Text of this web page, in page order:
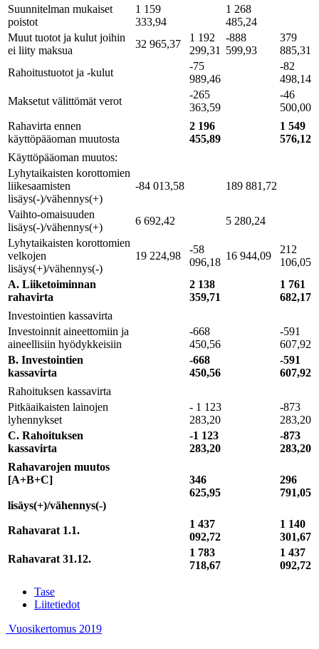
Suunnitelman mukaiset
poistot
1 159
333,94
1 268
485,24
Muut tuotot ja kulut joihin
ei liity maksua
32 965,37
1 192
299,31
-888
599,93
379
885,31
Rahoitustuotot ja -kulut
-75
989,46
-82
498,14
Maksetut välittömät verot
-265
363,59
-46
500,00
Rahavirta ennen
käyttöpääoman muutosta
2 196
455,89
1 549
576,12
Käyttöpääoman muutos:
Lyhytaikaisten korottomien
liikesaamisten
lisäys(-)/vähennys(+)
-84 013,58 189 881,72
Vaihto-omaisuuden
lisäys(-)/vähennys(+)
6 692,42
5 280,24
Lyhytaikaisten korottomien
velkojen
lisäys(+)/vähennys(-)
19 224,98
-58
096,18
16 944,09
212
106,05
A. Liiketoiminnan
rahavirta
2 138
359,71
1 761
682,17
Investointien kassavirta
Investoinnit aineettomiin ja
aineellisiin hyödykkeisiin
-668
450,56
-591
607,92
B. Investointien
kassavirta
-668
450,56
-591
607,92
Rahoituksen kassavirta
Pitkäaikaisten lainojen
lyhennykset
- 1 123
283,20
-873
283,20
C. Rahoituksen
kassavirta
-1 123
283,20
-873
283,20
Rahavarojen muutos
[A+B+C]
lisäys(+)/vähennys(-)
346
625,95
296
791,05
Rahavarat 1.1.
1 437
092,72
1 140
301,67
Rahavarat 31.12.
1 783
718,67
1 437
092,72
Previous
page:
Tase
Next
Liitetiedot
Previous
Next
Vuosikertomus 2019